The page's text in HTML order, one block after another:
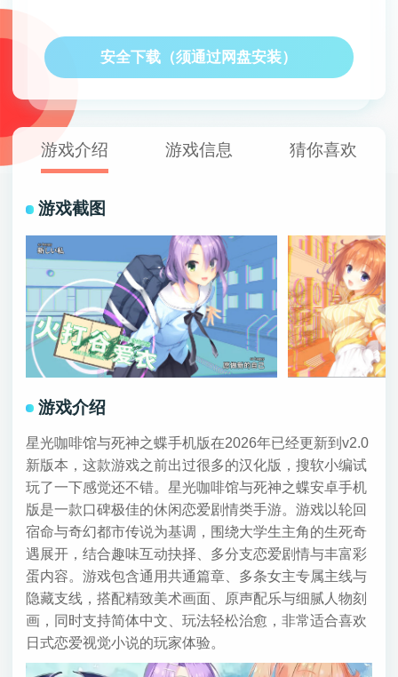
安全下载（须通过网盘安装）
游戏介绍 游戏信息 猜你喜欢
游戏截图
游戏介绍
星光咖啡馆与死神之蝶手机版在2026年已经更新到v2.0
新版本，这款游戏之前出过很多的汉化版，搜软小编试
玩了一下感觉还不错。星光咖啡馆与死神之蝶安卓手机
版是一款口碑极佳的休闲恋爱剧情类手游。游戏以轮回
宿命与奇幻都市传说为基调，围绕大学生主角的生死奇
遇展开，结合趣味互动抉择、多分支恋爱剧情与丰富彩
蛋内容。游戏包含通用共通篇章、多条女主专属主线与
隐藏支线，搭配精致美术画面、原声配乐与细腻人物刻
画，同时支持简体中文、玩法轻松治愈，非常适合喜欢
日式恋爱视觉小说的玩家体验。